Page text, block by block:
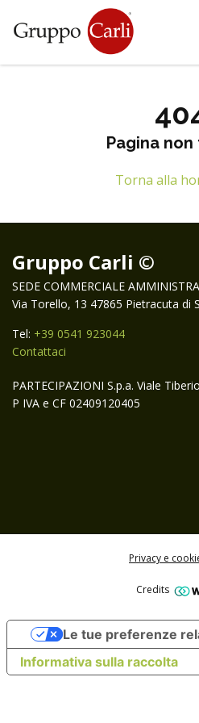
T—
Pagina
Torna alla
Gruppo Carli ©
SEDE COMMERCIALE
Via Torello, 13 47865 Pietracuta di
Tel: +39 0541 923044
Contattaci
PARTECIPAZIONI S.p.a. Viale
P IVA e CF 02409120405
Privacy e
Credits
Iscriviti alla
Informativa sulla raccolta
Le tue preferenze